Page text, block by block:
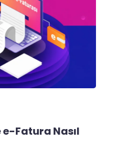
Fatura Nasıl